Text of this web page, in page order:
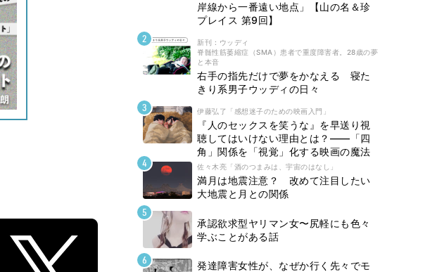
岸線から一番遠い地点」【山の名＆珍
プレイス 第9回】
新刊 : ウッディ
脊髄性筋萎縮症（SMA）患者で重度障害者。28歳の夢
と本音
右手の指先だけで夢をかなえる 寝た
きり系男子ウッディの日々
伊藤弘了「感想迷子のための映画入門」
『人のセックスを笑うな』を早送り視
聴してはいけない理由とは？――「四
角」関係を「視覚」化する映画の魔法
佐々木亮「酒のつまみは、宇宙のはなし」
満月は地震注意？ 改めて注目したい
大地震と月との関係
承認欲求型ヤリマン女〜尻軽にも色々
学ぶことがある話
発達障害女性が、なぜか行く先々でモ